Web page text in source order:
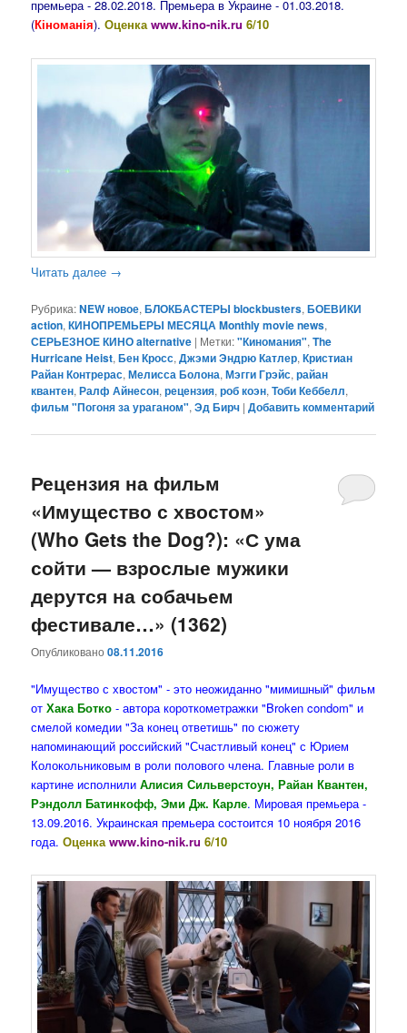
премьера - 28.02.2018. Премьера в Украине - 01.03.2018.
(Кіноманія).Оценкаwww.kino-nik.ru6/10
Читать далее →
Рубрика:NEW новое,БЛОКБАСТЕРЫ blockbusters,БОЕВИКИ
action,КИНОПРЕМЬЕРЫ МЕСЯЦА Monthly movie news,
СЕРЬЕЗНОЕ КИНО alternative | Метки:"Киномания",The
Hurricane Heist,Бен Кросс,Джэми Эндрю Катлер,Кристиан
Райан Контрерас,Мелисса Болона,Мэгги Грэйс,райан
квантен,Ралф Айнесон,рецензия,роб коэн,Тоби Кеббелл,
фильм "Погоня за ураганом",Эд Бирч |Добавить комментарий
Рецензия на фильм
«Имущество с хвостом»
(Who Gets the Dog?): «С ума
сойти — взрослые мужики
дерутся на собачьем
фестивале…» (1362)
Опубликовано08.11.2016
"Имущество с хвостом" - это неожиданно "мимишный" фильм
отХака Ботко - автора короткометражки "Broken condom" и
смелой комедии "За конец ответишь" по сюжету
напоминающий российский "Счастливый конец" с Юрием
Колокольниковым в роли полового члена. Главные роли в
картине исполнили Алисия Сильверстоун, Райан Квантен,
Рэндолл Батинкофф, Эми Дж. Карле. Мировая премьера -
13.09.2016. Украинская премьера состоится 10 ноября 2016
года.Оценкаwww.kino-nik.ru 6/10